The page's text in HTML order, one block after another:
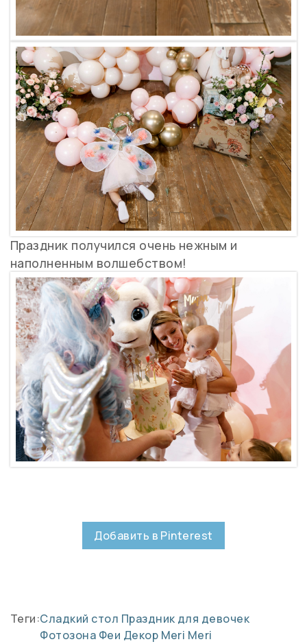
Праздник получился очень нежным и
наполненным волшебством!
Добавить в Pinterest
Теги:Сладкий стол Праздник для девочек
Фотозона Феи Декор Meri Meri